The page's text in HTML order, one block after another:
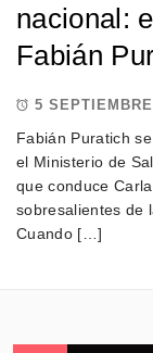
nacional:
Fabián
5
Fabián Puratich
el Ministerio de
que conduce
sobresalientes de
Cuando […]